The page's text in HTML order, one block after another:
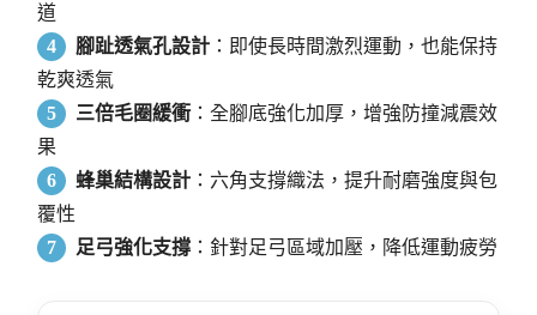
道
4
腳趾透氣孔設計 ：即使長時間激烈運動，也能保持
乾爽透氣
5
三倍毛圈緩衝：全腳底強化加厚，增強防撞減震效
果
6
蜂巢結構設計 ：六角支撐織法，提升耐磨強度與包
覆性
7
足弓強化支撐 ：針對足弓區域加壓，降低運動疲勞